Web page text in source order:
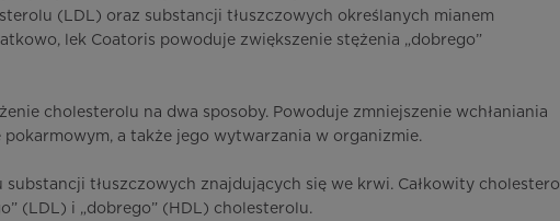
(LDL) oraz substancji tłuszczowych określanych mianem
lek Coatoris powoduje zwiększenie stężenia „dobrego”
cholesterolu na dwa sposoby. Powoduje zmniejszenie wchłaniania
a także jego wytwarzania w organizmie.
tłuszczowych znajdujących się we krwi. Całkowity cholesterol
(LDL) i „dobrego” (HDL) cholesterolu.